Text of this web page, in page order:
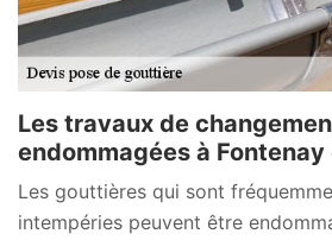
Les travaux de
endommagées à
Les gouttières qui sont
intempéries peuvent être